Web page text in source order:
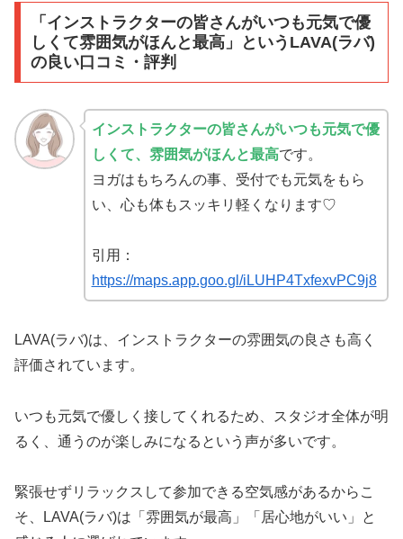
「インストラクターの皆さんがいつも元気で優
しくて雰囲気がほんと最高」というLAVA(ラバ)
の良い口コミ・評判
インストラクターの皆さんがいつも元気で優
しくて、雰囲気がほんと最高です。
ヨガはもちろんの事、受付でも元気をもら
い、心も体もスッキリ軽くなります♡
引用：
https://maps.app.goo.gl/iLUHP4TxfexvPC9j8
LAVA(ラバ)は、インストラクターの雰囲気の良さも高く
評価されています。
いつも元気で優しく接してくれるため、スタジオ全体が明
るく、通うのが楽しみになるという声が多いです。
緊張せずリラックスして参加できる空気感があるからこ
そ、LAVA(ラバ)は「雰囲気が最高」「居心地がいい」と